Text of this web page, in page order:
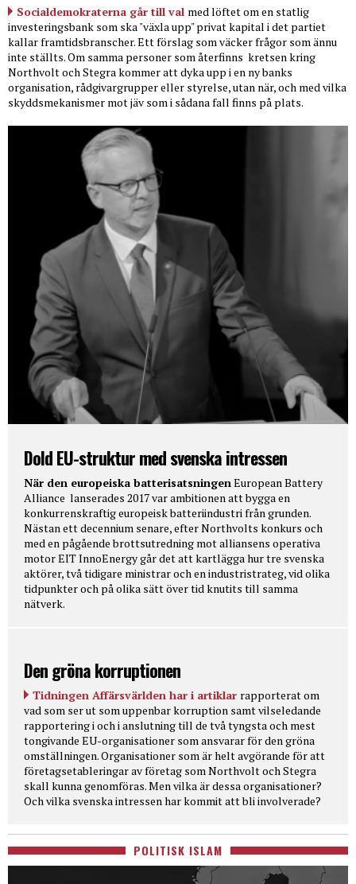
Socialdemokraterna går till val med löftet om en statlig
investeringsbank som ska "växla upp" privat kapital i det partiet
kallar framtidsbranscher. Ett förslag som väcker frågor som ännu
inte ställts. Om samma personer som återfinns kretsen kring
Northvolt och Stegra kommer att dyka upp i en ny banks
organisation, rådgivargrupper eller styrelse, utan när, och med vilka
skyddsmekanismer mot jäv som i sådana fall finns på plats.
Dold EU-struktur med svenska intressen
När den europeiska batterisatsningenEuropean Battery
Alliance lanserades 2017 var ambitionen att bygga en
konkurrenskraftig europeisk batteriindustri från grunden.
Nästan ett decennium senare, efter Northvolts konkurs och
med en pågående brottsutredning mot alliansens operativa
motor EIT InnoEnergy går det att kartlägga hur tre svenska
aktörer, två tidigare ministrar och en industristrateg, vid olika
tidpunkter och på olika sätt över tid knutits till samma
nätverk.
Den gröna korruptionen
Tidningen Affärsvärlden har i artiklar rapporterat om
vad som ser ut som uppenbar korruption samt vilseledande
rapportering i och i anslutning till de två tyngsta och mest
tongivande EU-organisationer som ansvarar för den gröna
omställningen. Organisationer som är helt avgörande för att
företagsetableringar av företag som Northvolt och Stegra
skall kunna genomföras. Men vilka är dessa organisationer?
Och vilka svenska intressen har kommit att bli involverade?
POLITISK ISLAM